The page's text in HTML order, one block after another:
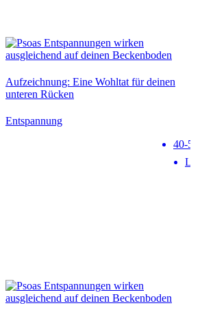
Aufzeichnung: Eine Wohltat für deinen
unteren Rücken
Entspannung
40-50 min
Level 1